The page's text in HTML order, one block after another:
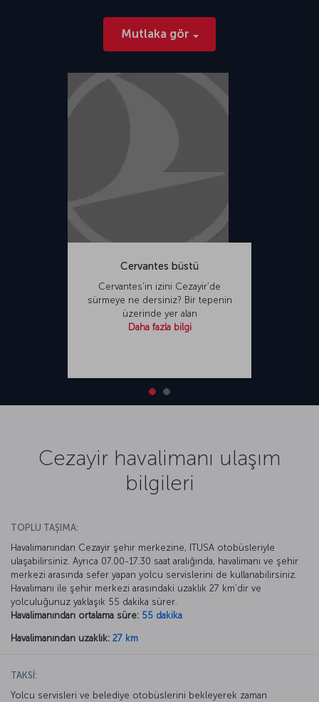
Mutlaka gör
Cervantes büstü
Cervantes’in izini Cezayir’de
sürmeye ne dersiniz? Bir tepenin
üzerinde yer alan
Daha fazla bilgi
Cezayir havalimanı ulaşım
bilgileri
TOPLU TAŞIMA:
Havalimanından Cezayir şehir merkezine, ITUSA otobüsleriyle
ulaşabilirsiniz. Ayrıca 07.00-17.30 saat aralığında, havalimanı ve şehir
merkezi arasında sefer yapan yolcu servislerini de kullanabilirsiniz.
Havalimanı ile şehir merkezi arasındaki uzaklık 27 km’dir ve
yolculuğunuz yaklaşık 55 dakika sürer.
Havalimanından ortalama süre: 55 dakika
Havalimanından uzaklık: 27 km
TAKSİ:
Yolcu servisleri ve belediye otobüslerini bekleyerek zaman